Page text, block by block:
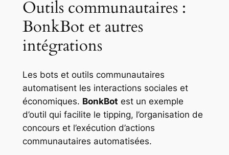
Outils communautaires :
BonkBot et autres
intégrations
Les bots et outils communautaires
automatisent les interactions sociales et
économiques. BonkBot est un exemple
d’outil qui facilite le tipping, l’organisation de
concours et l’exécution d’actions
communautaires automatisées.